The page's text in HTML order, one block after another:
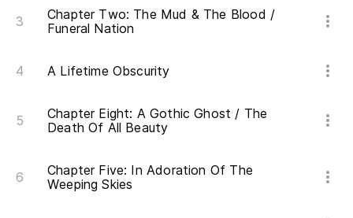
Chapter Two: The Mud & The Blood /
Funeral Nation
A Lifetime Obscurity
Chapter Eight: A Gothic Ghost / The
Death Of All Beauty
Chapter Five: In Adoration Of The
Weeping Skies